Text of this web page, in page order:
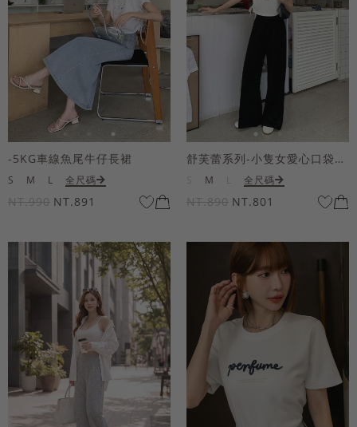
-5KG車線魚尾牛仔長裙
S M L 全尺碼
NT.990 NT.891
舒芙蕾系列-小隻女愛心口袋寬褲
M 全尺碼
NT.890 NT.801